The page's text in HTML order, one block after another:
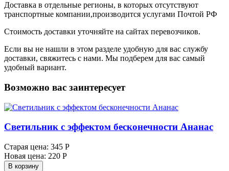
Доставка в отдельные регионы, в которых отсутствуют
транспортные компании,производится услугами Почтой РФ
Стоимость доставки уточняйте на сайтах перевозчиков.
Если вы не нашли в этом разделе удобную для вас службу
доставки, свяжитесь с нами. Мы подберем для вас самый
удобный вариант.
Возможно вас заинтересует
Светильник с эффектом бесконечности Ананас
Старая цена: 345 Р
Новая цена: 220 Р
В корзину